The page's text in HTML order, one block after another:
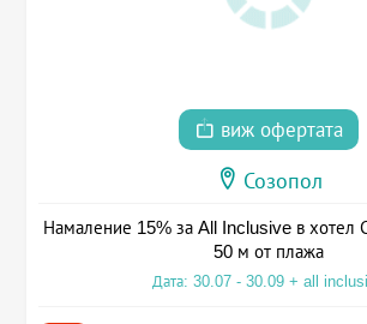
виж офертата
Созопол
Намаление 15% за All Inclusive в хотел
50 м от плажа
Дата: 30.07 - 30.09 + all